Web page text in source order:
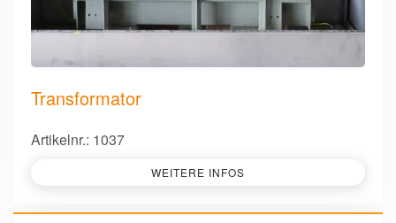
Transformator
Artikelnr.: 1037
WEITERE INFOS